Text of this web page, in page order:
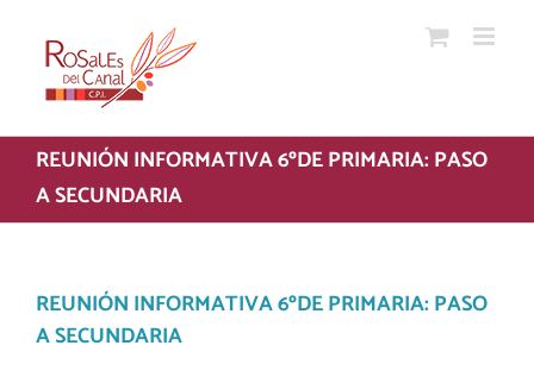
contenido
REUNIÓN INFORMATIVA 6ºDE PRIMARIA: PASO
A SECUNDARIA
REUNIÓN INFORMATIVA 6ºDE PRIMARIA: PASO
A SECUNDARIA